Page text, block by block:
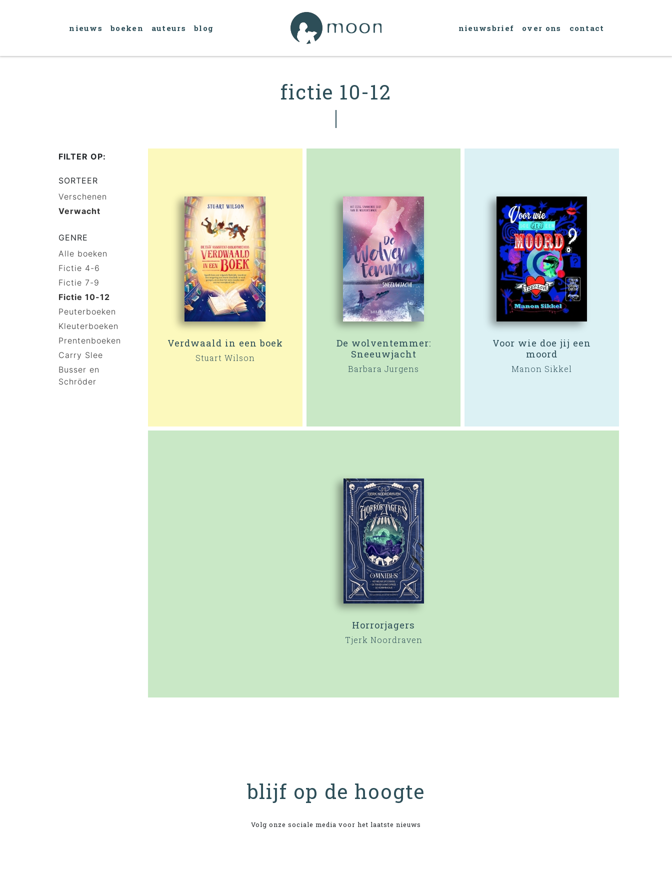
nieuws boeken auteurs blog nieuwsbrief over ons contact
fictie 10-12
FILTER OP:
SORTEER
Verschenen
Verwacht
GENRE
Alle boeken
Fictie 4-6
Fictie 7-9
Fictie 10-12
Peuterboeken
Kleuterboeken
Prentenboeken
Carry Slee
Busser en
Schröder
Verdwaald in een boek
Stuart Wilson
De wolventemmer:
Sneeuwjacht
Barbara Jurgens
Voor wie doe jij een
moord
Manon Sikkel
Horrorjagers
Tjerk Noordraven
blijf op de hoogte
Volg onze sociale media voor het laatste nieuws